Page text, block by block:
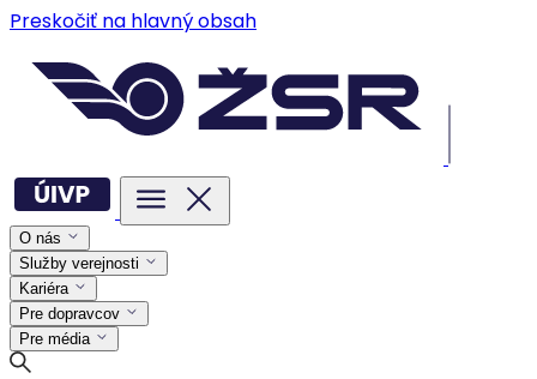
Preskočiť na hlavný obsah
O nás
Služby verejnosti
Kariéra
Pre dopravcov
Pre média